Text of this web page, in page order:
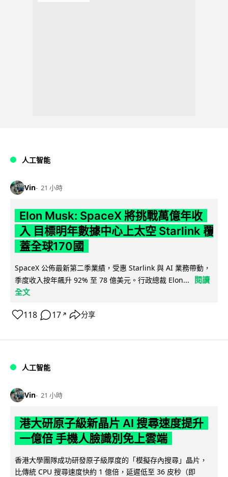
人工智能
Vin 21 小時
Elon Musk: SpaceX 將挑戰萬億年收
入 目標明年數據中心上太空 Starlink 覆
蓋全球170國
SpaceX 公佈最新第二季業績，受惠 Starlink 與 AI 業務帶動，
季度收入按年飆升 92% 至 78 億美元。行政總裁 Elon...
閱讀
全文
118 17 ↗ 分享
人工智能
Vin 21 小時
港大研原子級新晶片 AI 搜尋速度提升
一億倍 手機人臉識別免上雲端
香港大學團隊成功研發原子級厚度的「模擬存內搜尋」晶片，
比傳統 CPU 搜尋速度快約 1 億倍，延遲低至 36 皮秒（即